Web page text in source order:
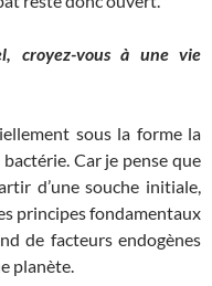
croyez-vous à une vie
sous la forme la
Car je pense que
d’une souche initiale,
principes fondamentaux
de facteurs endogènes
planète.